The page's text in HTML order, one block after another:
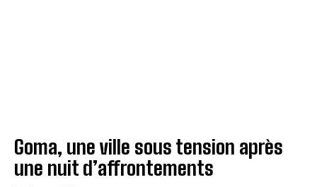
Goma, une ville sous tension après
une nuit d’affrontements